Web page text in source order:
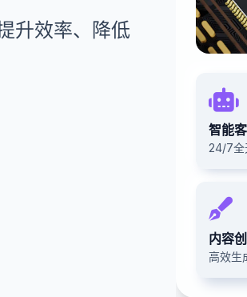
升效率、降低
智能
24/7全
内容
高效生